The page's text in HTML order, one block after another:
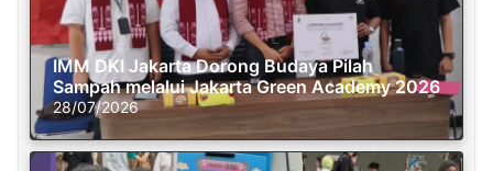
IMM DKI Jakarta Dorong Budaya Pilah
Sampah melalui Jakarta Green Academy 2026
28/07/2026